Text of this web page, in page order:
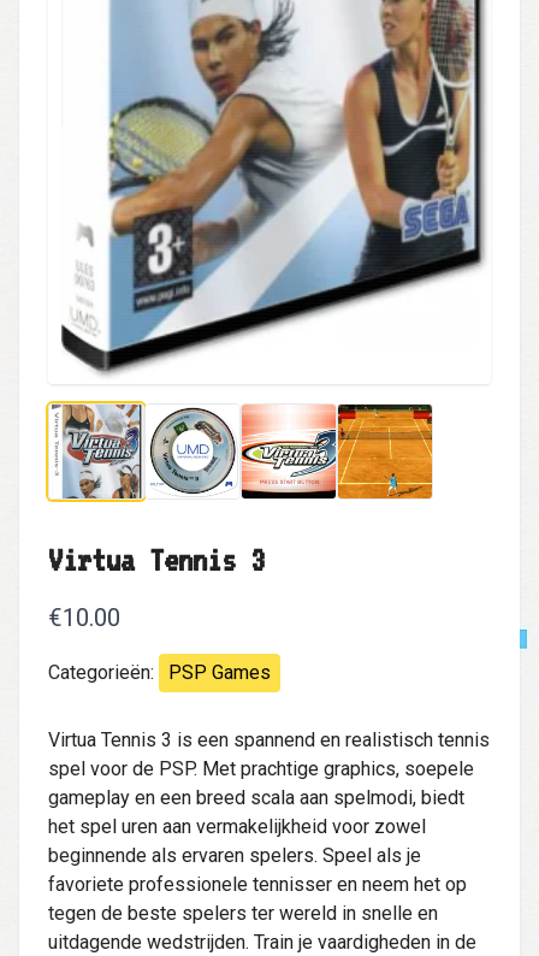
Virtua Tennis 3
€10.00
Categorieën: PSP Games
Virtua Tennis 3 is een spannend en realistisch tennis
spel voor de PSP. Met prachtige graphics, soepele
gameplay en een breed scala aan spelmodi, biedt
het spel uren aan vermakelijkheid voor zowel
beginnende als ervaren spelers. Speel als je
favoriete professionele tennisser en neem het op
tegen de beste spelers ter wereld in snelle en
uitdagende wedstrijden. Train je vaardigheden in de